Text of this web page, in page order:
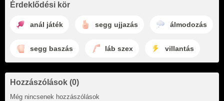
Érdeklődési kör
anál játék segg ujjazás álmodozás
segg baszás láb szex villantás
Hozzászólások (0)
Még nincsenek hozzászólások